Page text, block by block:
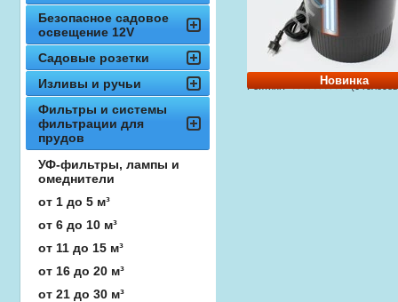
Новинка
Рейтинг: (0
Безопасное садовое
освещение 12V
Садовые розетки
Изливы и ручьи
Фильтры и системы
фильтрации для
прудов
УФ-фильтры, лампы и
омеднители
от 1 до 5 м³
от 6 до 10 м³
от 11 до 15 м³
от 16 до 20 м³
от 21 до 30 м³